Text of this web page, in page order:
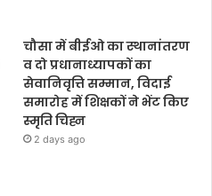
चौसा में बीईओ का स्थानांतरण
व दो प्रधानाध्यापकों का
सेवानिवृत्ति सम्मान, विदाई
समारोह में शिक्षकों ने भेंट किए
स्मृति चिह्न
2 days ago